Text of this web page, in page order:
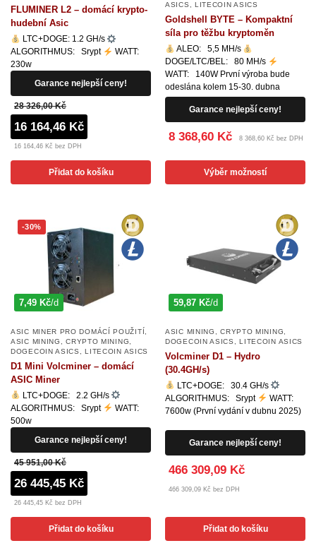
FLUMINER L2 – domácí krypto-
hudební Asic
LTC+DOGE: 1.2 GH/s
ALGORITHMUS: Srypt
WATT:
230w
Garance nejlepší ceny!
28 326,00 Kč
16 164,46 Kč
16 164,46 Kč bez DPH
Přidat do košíku
ASICS , LITECOIN ASICS
Goldshell BYTE – Kompaktní
síla pro těžbu kryptoměn
ALEO: 5,5 MH/s
DOGE/LTC/BEL: 80 MH/s
WATT: 140W První výroba bude
odeslána kolem 15-30. dubna
Garance nejlepší ceny!
8 368,60 Kč 8 368,60 Kč bez DPH
Výběr možností
-30%
7,49 Kč/d
ASIC MINER PRO DOMÁCÍ POUŽITÍ
ASIC MINING
,CRYPTO MINING
DOGECOIN ASICS
,LITECOIN ASICS
D1 Mini Volcminer – domácí
ASIC Miner
LTC+DOGE: 2.2 GH/s
ALGORITHMUS: Srypt
WATT:
500w
Garance nejlepší ceny!
45 951,00 Kč
26 445,45 Kč
26 445,45 Kč bez DPH
Přidat do košíku
59,87 Kč/d
ASIC MINING ,CRYPTO MINING
DOGECOIN ASICS
,LITECOIN ASICS
Volcminer D1 – Hydro
(30.4GH/s)
LTC+DOGE: 30.4 GH/s
ALGORITHMUS: Srypt
WATT:
7600w (První vydání v dubnu 2025)
Garance nejlepší ceny!
466 309,09 Kč
466 309,09 Kč bez DPH
Přidat do košíku